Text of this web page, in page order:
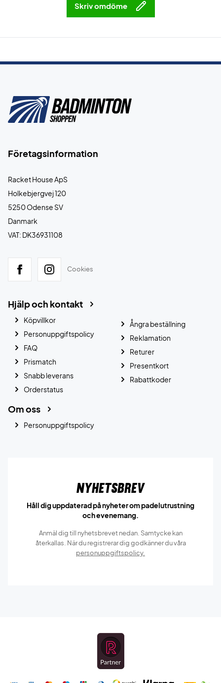
Skriv omdöme
Företagsinformation
Racket House ApS
Holkebjergvej 120
5250 Odense SV
Danmark
VAT: DK36931108
Cookies
Hjälp och kontakt
Köpvillkor
Personuppgiftspolicy
FAQ
Prismatch
Snabb leverans
Orderstatus
Ångra beställning
Reklamation
Returer
Presentkort
Rabattkoder
Om oss
Personuppgiftspolicy
Nyhetsbrev
Håll dig uppdaterad på nyheter om padelutrustning
och evenemang.
Anmäl dig till nyhetsbrevet nedan. Samtycke kan
återkallas. När du registrerar dig godkänner du våra
personuppgiftspolicy.